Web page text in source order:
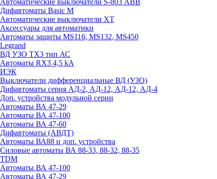
Автоматические выключатели S-803 АВВ
Дифавтоматы Basic M
Автоматические выключатели XT
Аксессуары для автоматики
Автоматы защиты MS116, MS132, MS450
Legrand
ВД УЗО TX3 тип АС
Автоматы RX3 4,5 kA
ИЭК
Выключатели дифференциальные ВД (УЗО)
Дифавтоматы серия АД-2, АД-12, АД-12, АД-4
Доп. устройства модульной серии
Автоматы ВА 47-29
Автоматы ВА 47-100
Автоматы ВА 47-60
Дифавтоматы (АВДТ)
Автоматы ВА88 и доп. устройства
Силовые автоматы ВА 88-33, 88-32, 88-35
TDM
Автоматы ВА 47-100
Автоматы ВА 47-29